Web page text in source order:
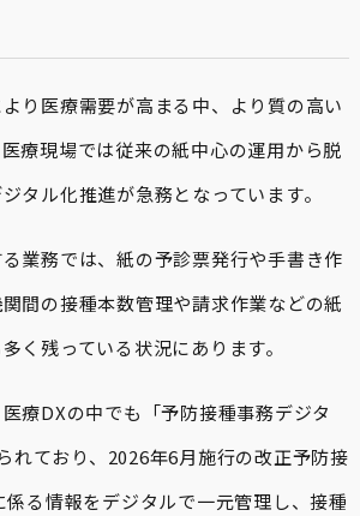
り医療需要が高まる中、より質の高い
療現場では従来の紙中心の運用から脱
タル化推進が急務となっています。
業務では、紙の予診票発行や手書き作
間の接種本数管理や請求作業などの紙
く残っている状況にあります。
療DXの中でも「予防接種事務デジタ
れており、2026年6月施行の改正予防接
る情報をデジタルで一元管理し、接種